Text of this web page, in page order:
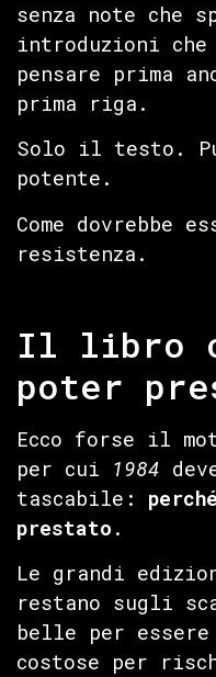
senza note che
introduzioni
pensare prima
prima riga.
Solo il testo.
potente.
Come dovrebbe
resistenza.
Il libro
poter
Ecco forse il
per cui 1984
tascabile:
prestato .
Le grandi
restano sugli
belle per
costose per